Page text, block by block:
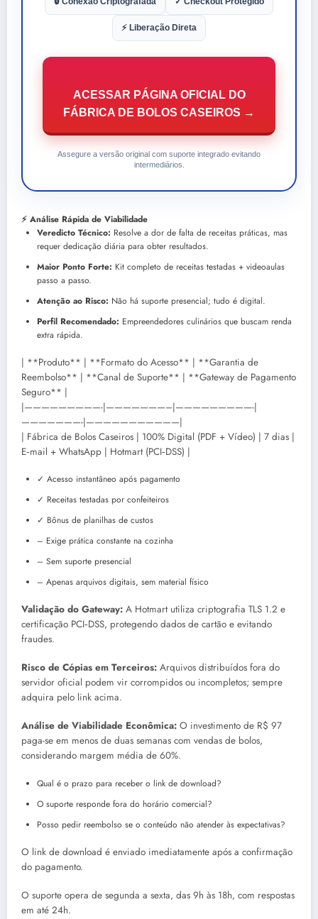
⚡ Liberação Direta
ACESSAR PÁGINA OFICIAL DO
FÁBRICA DE BOLOS CASEIROS →
Assegure a versão original com suporte integrado evitando
intermediários.
⚡ Análise Rápida de Viabilidade
Veredicto Técnico: Resolve a dor de falta de receitas práticas, mas
requer dedicação diária para obter resultados.
Maior Ponto Forte: Kit completo de receitas testadas + videoaulas
passo a passo.
Atenção ao Risco: Não há suporte presencial; tudo é digital.
Perfil Recomendado: Empreendedores culinários que buscam renda
extra rápida.
| **Produto** | **Formato do Acesso** | **Garantia de
Reembolso** | **Canal de Suporte** | **Gateway de Pagamento
Seguro** |
|—————————-|———————–|—————————-|
———————-|———————————|
| Fábrica de Bolos Caseiros | 100% Digital (PDF + Vídeo) | 7 dias |
E‑mail + WhatsApp | Hotmart (PCI‑DSS) |
✓ Acesso instantâneo após pagamento
✓ Receitas testadas por confeiteiros
✓ Bônus de planilhas de custos
– Exige prática constante na cozinha
– Sem suporte presencial
– Apenas arquivos digitais, sem material físico
Validação do Gateway: A Hotmart utiliza criptografia TLS 1.2 e
certificação PCI‑DSS, protegendo dados de cartão e evitando
fraudes.
Risco de Cópias em Terceiros: Arquivos distribuídos fora do
servidor oficial podem vir corrompidos ou incompletos; sempre
adquira pelo link acima.
Análise de Viabilidade Econômica: O investimento de R$ 97
paga-se em menos de duas semanas com vendas de bolos,
considerando margem média de 60%.
Qual é o prazo para receber o link de download?
O suporte responde fora do horário comercial?
Posso pedir reembolso se o conteúdo não atender às expectativas?
O link de download é enviado imediatamente após a confirmação
do pagamento.
O suporte opera de segunda a sexta, das 9h às 18h, com respostas
em até 24h.